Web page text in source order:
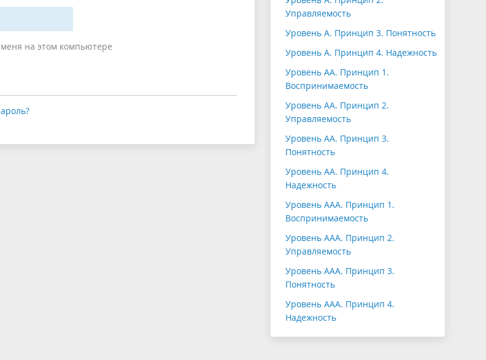
на этом компьютере
Управляемость
Уровень А. Принцип 3. Понятность
Уровень А. Принцип 4. Надежность
Уровень АА. Принцип 1.
Воспринимаемость
Уровень АА. Принцип 2.
Управляемость
Уровень АА. Принцип 3.
Понятность
Уровень АА. Принцип 4.
Надежность
Уровень ААА. Принцип 1.
Воспринимаемость
Уровень ААА. Принцип 2.
Управляемость
Уровень ААА. Принцип 3.
Понятность
Уровень ААА. Принцип 4.
Надежность